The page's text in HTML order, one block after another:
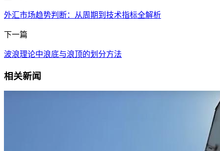
外汇市场趋势判断：从周期到技术指标全解析
下一篇
波浪理论中浪底与浪顶的划分方法
相关新闻